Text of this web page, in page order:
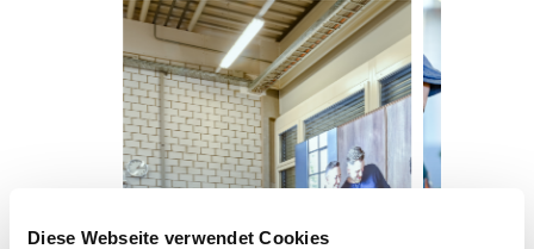
Diese Webseite verwendet Cookies